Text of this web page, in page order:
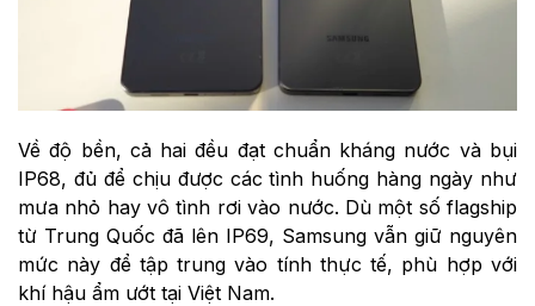
Về độ bền, cả hai đều đạt chuẩn kháng nước và bụi
IP68, đủ để chịu được các tình huống hàng ngày như
mưa nhỏ hay vô tình rơi vào nước. Dù một số flagship
từ Trung Quốc đã lên IP69, Samsung vẫn giữ nguyên
mức này để tập trung vào tính thực tế, phù hợp với
khí hậu ẩm ướt tại Việt Nam.